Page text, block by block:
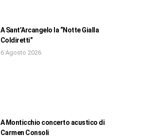
A Sant’Arcangelo la “Notte Gialla
Coldiretti”
6 Agosto 2026
A Monticchio concerto acustico di
Carmen Consoli